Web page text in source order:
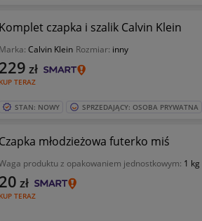
Komplet czapka i szalik Calvin Klein
Marka: Calvin Klein Rozmiar: inny
KUP TERAZ
229 zł
STAN: NOWY SPRZEDAJĄCY: OSOBA PRYWATNA
Czapka młodzieżowa futerko miś
produktu z opakowaniem jednostkowym: 1 kg
KUP TERAZ
20 zł